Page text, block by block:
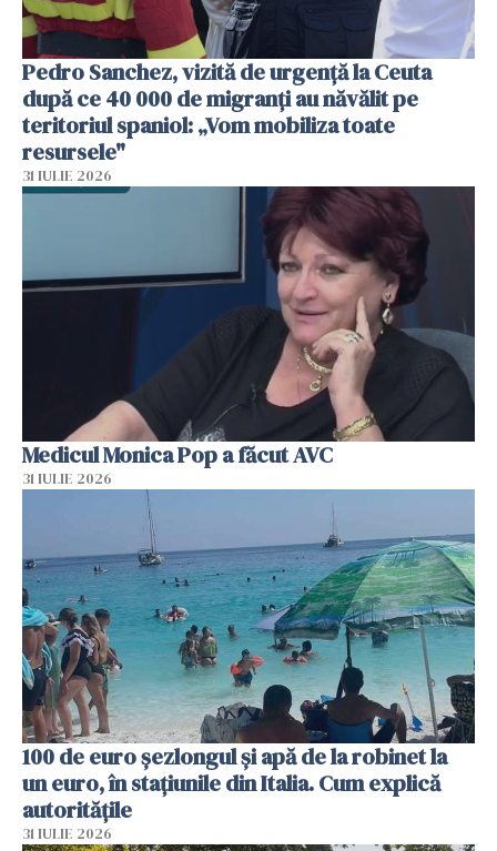
Pedro Sanchez, vizită de urgență la Ceuta
după ce 40 000 de migranți au năvălit pe
teritoriul spaniol: „Vom mobiliza toate
resursele"
31 IULIE 2026
Medicul Monica Pop a făcut AVC
31 IULIE 2026
100 de euro șezlongul și apă de la robinet la
un euro, în stațiunile din Italia. Cum explică
autoritățile
31 IULIE 2026